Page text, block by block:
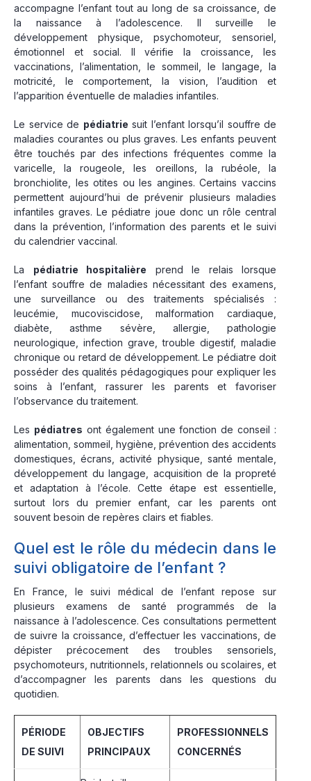
accompagne l’enfant tout au long de sa croissance, de
la naissance à l’adolescence. Il surveille le
développement physique, psychomoteur, sensoriel,
émotionnel et social. Il vérifie la croissance, les
vaccinations, l’alimentation, le sommeil, le langage, la
motricité, le comportement, la vision, l’audition et
l’apparition éventuelle de maladies infantiles.
Le service de pédiatrie suit l’enfant lorsqu’il souffre de
maladies courantes ou plus graves. Les enfants peuvent
être touchés par des infections fréquentes comme la
varicelle, la rougeole, les oreillons, la rubéole, la
bronchiolite, les otites ou les angines. Certains vaccins
permettent aujourd’hui de prévenir plusieurs maladies
infantiles graves. Le pédiatre joue donc un rôle central
dans la prévention, l’information des parents et le suivi
du calendrier vaccinal.
La pédiatrie hospitalière prend le relais lorsque
l’enfant souffre de maladies nécessitant des examens,
une surveillance ou des traitements spécialisés :
leucémie, mucoviscidose, malformation cardiaque,
diabète, asthme sévère, allergie, pathologie
neurologique, infection grave, trouble digestif, maladie
chronique ou retard de développement. Le pédiatre doit
posséder des qualités pédagogiques pour expliquer les
soins à l’enfant, rassurer les parents et favoriser
l’observance du traitement.
Les pédiatres ont également une fonction de conseil :
alimentation, sommeil, hygiène, prévention des accidents
domestiques, écrans, activité physique, santé mentale,
développement du langage, acquisition de la propreté
et adaptation à l’école. Cette étape est essentielle,
surtout lors du premier enfant, car les parents ont
souvent besoin de repères clairs et fiables.
Quel est le rôle du médecin dans le
suivi obligatoire de l’enfant ?
En France, le suivi médical de l’enfant repose sur
plusieurs examens de santé programmés de la
naissance à l’adolescence. Ces consultations permettent
de suivre la croissance, d’effectuer les vaccinations, de
dépister précocement des troubles sensoriels,
psychomoteurs, nutritionnels, relationnels ou scolaires, et
d’accompagner les parents dans les questions du
quotidien.
PÉRIODE
DE SUIVI
OBJECTIFS
PRINCIPAUX
PROFESSIONNELS
CONCERNÉS